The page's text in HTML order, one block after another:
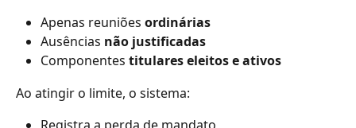
Apenas reuniões ordinárias
Ausências não justificadas
Componentes titulares eleitos e ativos
Ao atingir o limite, o sistema: